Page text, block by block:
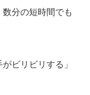
分の短時間でも
ビリビリする」